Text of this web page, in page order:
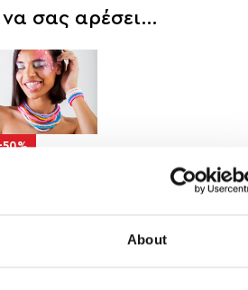
About
να σας αρέσει…
50%